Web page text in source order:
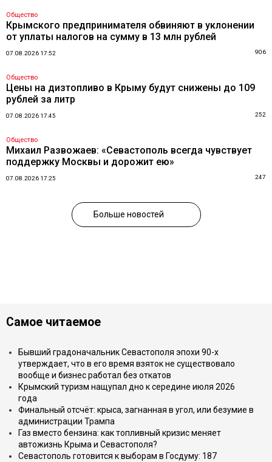
Общество
Крымского предпринимателя обвиняют в уклонении
от уплаты налогов на сумму в 13 млн рублей
07.08.2026 17:52 906
Общество
Цены на дизтопливо в Крыму будут снижены до 109
рублей за литр
07.08.2026 17:45 252
Общество
Михаил Развожаев: «Севастополь всегда чувствует
поддержку Москвы и дорожит ею»
07.08.2026 17:25 247
Больше новостей
Самое читаемое
Бывший градоначальник Севастополя эпохи 90-х
утверждает, что в его время взяток не существовало
вообще и бизнес работал без откатов
Крымский туризм нащупал дно к середине июля 2026
года
Финальный отсчёт: крыса, загнанная в угол, или безумие в
администрации Трампа
Газ вместо бензина: как топливный кризис меняет
автожизнь Крыма и Севастополя?
Севастополь готовится к выборам в Госдуму: 187